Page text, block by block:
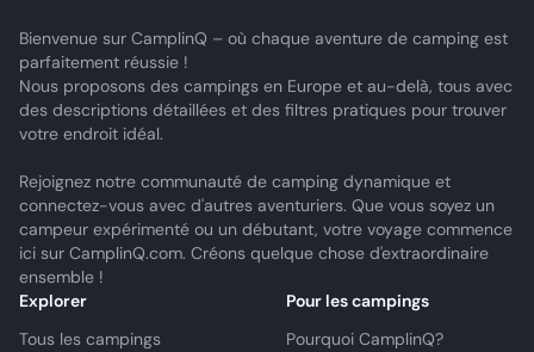
Bienvenue sur CamplinQ – où chaque aventure de camping est
parfaitement réussie !
Nous proposons des campings en Europe et au-delà, tous avec
des descriptions détaillées et des filtres pratiques pour trouver
votre endroit idéal.
Rejoignez notre communauté de camping dynamique et
connectez-vous avec d'autres aventuriers. Que vous soyez un
campeur expérimenté ou un débutant, votre voyage commence
ici sur CamplinQ.com. Créons quelque chose d'extraordinaire
ensemble !
Explorer
Tous les campings
Pour les campings
Pourquoi CamplinQ?